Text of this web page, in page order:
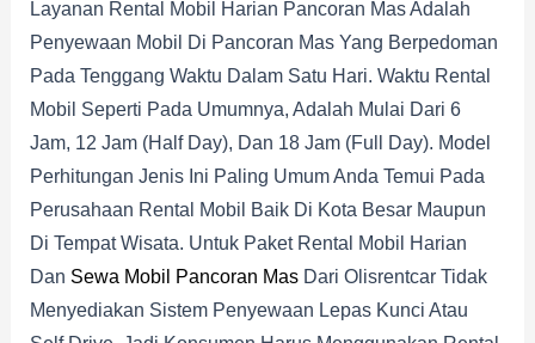
Layanan Rental Mobil Harian Pancoran Mas Adalah
Penyewaan Mobil Di Pancoran Mas Yang Berpedoman
Pada Tenggang Waktu Dalam Satu Hari. Waktu Rental
Mobil Seperti Pada Umumnya, Adalah Mulai Dari 6
Jam, 12 Jam (half Day), Dan 18 Jam (full Day). Model
Perhitungan Jenis Ini Paling Umum Anda Temui Pada
Perusahaan Rental Mobil Baik Di Kota Besar Maupun
Di Tempat Wisata. Untuk Paket Rental Mobil Harian
Dan Sewa Mobil Pancoran MasDari Olisrentcar Tidak
Menyediakan Sistem Penyewaan Lepas Kunci Atau